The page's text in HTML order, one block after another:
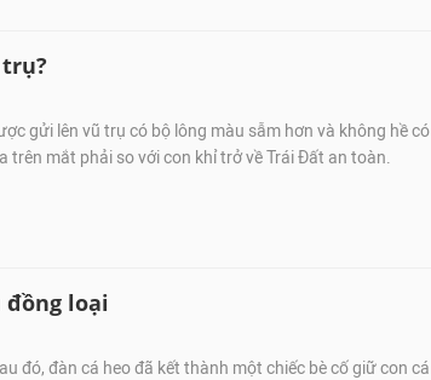
gửi lên vũ trụ có bộ lông màu sẫm hơn và không hề có
trên mắt phải so với con khỉ trở về Trái Đất an toàn.
đồng loại
đó, đàn cá heo đã kết thành một chiếc bè cố giữ con cá